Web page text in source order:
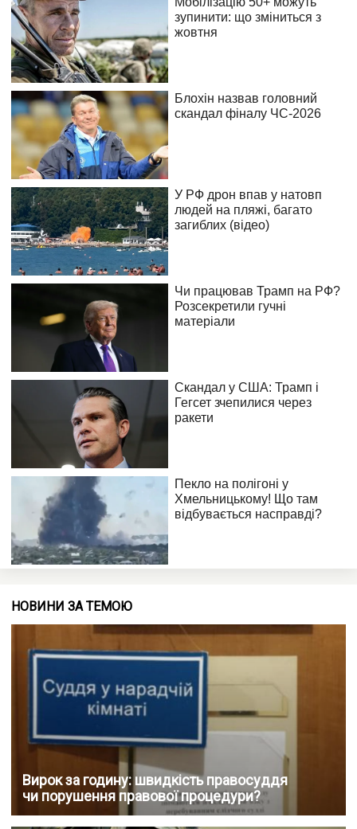
НОВИНИ ЗА ТЕМОЮ
Вирок за годину: швидкість правосуддя
чи порушення правової процедури?